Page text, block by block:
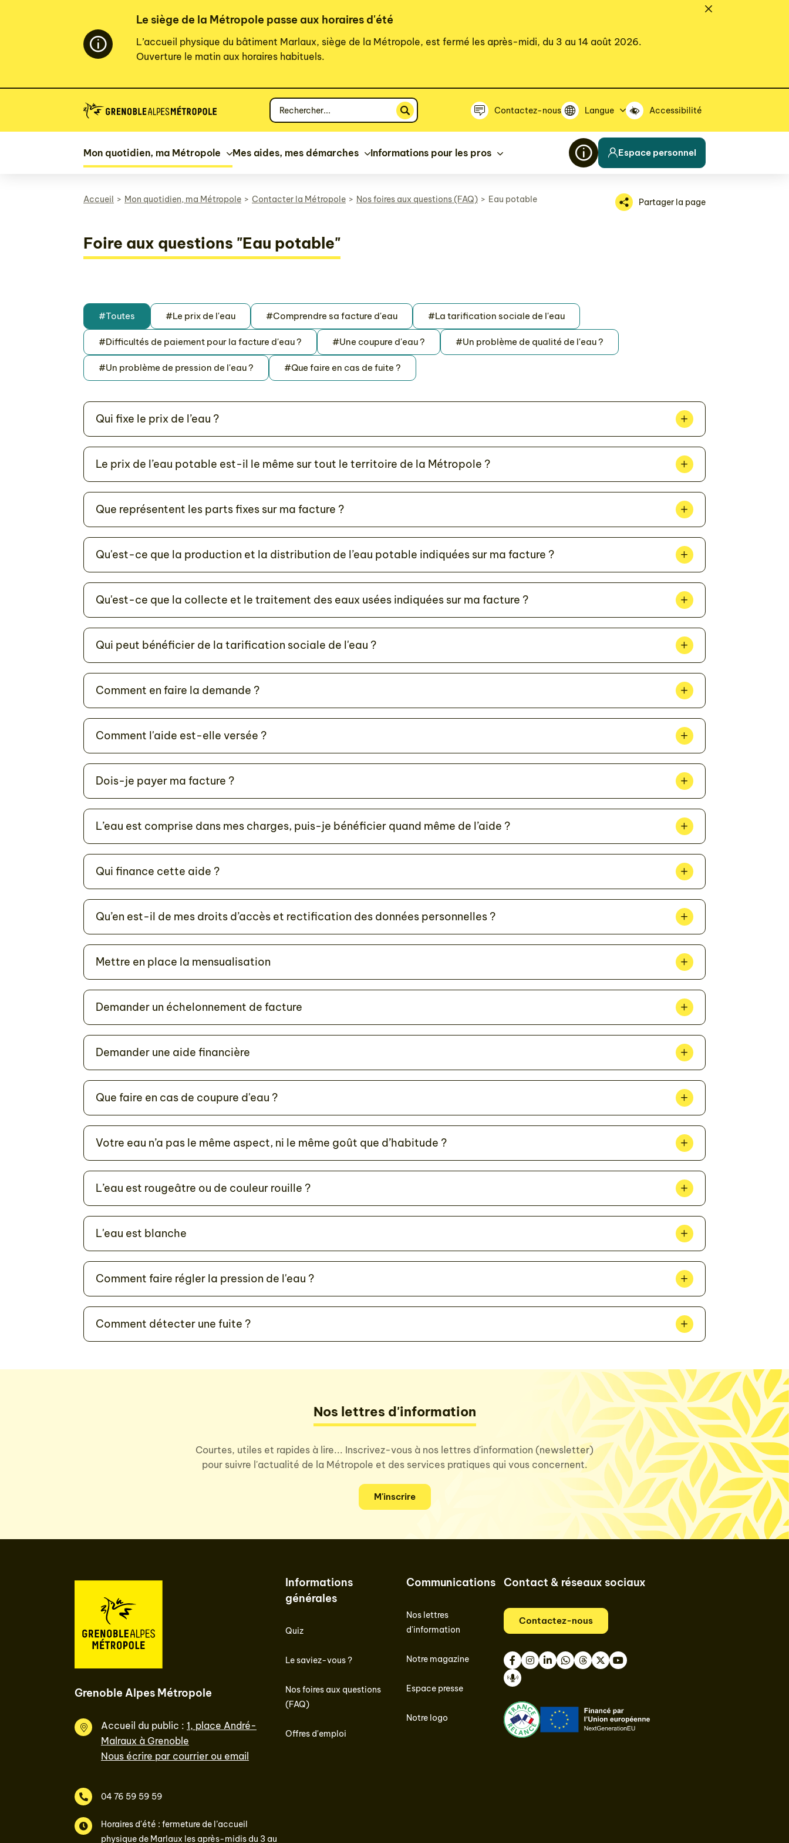
Le siège de la Métropole passe aux horaires d'été
L’accueil physique du bâtiment Marlaux, siège de la Métropole, est fermé les après-midi, du 3 au 14 août 2026.
Ouverture le matin aux horaires habituels.
Votre
recherche
Contactez-nous Langue Accessibilité
Mon quotidien, ma Métropole Mes aides, mes démarches Informations pour les pros Espace personnel
Accueil Mon quotidien, ma Métropole Contacter la Métropole Nos foires aux questions (FAQ) Eau potable Partager la page
Foire aux questions "Eau potable"
#Toutes #Le prix de l'eau #Comprendre sa facture d'eau #La tarification sociale de l'eau
#Difficultés de paiement pour la facture d'eau ? #Une coupure d'eau ? #Un problème de qualité de l'eau ?
#Un problème de pression de l'eau ? #Que faire en cas de fuite ?
Qui fixe le prix de l’eau ?
Le prix de l’eau potable est-il le même sur tout le territoire de la Métropole ?
Que représentent les parts fixes sur ma facture ?
Qu'est-ce que la production et la distribution de l’eau potable indiquées sur ma facture ?
Qu'est-ce que la collecte et le traitement des eaux usées indiquées sur ma facture ?
Qui peut bénéficier de la tarification sociale de l'eau ?
Comment en faire la demande ?
Comment l'aide est-elle versée ?
Dois-je payer ma facture ?
L’eau est comprise dans mes charges, puis-je bénéficier quand même de l’aide ?
Qui finance cette aide ?
Qu’en est-il de mes droits d’accès et rectification des données personnelles ?
Mettre en place la mensualisation
Demander un échelonnement de facture
Demander une aide financière
Que faire en cas de coupure d'eau ?
Votre eau n’a pas le même aspect, ni le même goût que d’habitude ?
L’eau est rougeâtre ou de couleur rouille ?
L'eau est blanche
Comment faire régler la pression de l'eau ?
Comment détecter une fuite ?
Nos lettres d'information
Courtes, utiles et rapides à lire... Inscrivez-vous à nos lettres d'information (newsletter)
pour suivre l'actualité de la Métropole et des services pratiques qui vous concernent.
M'inscrire
Grenoble Alpes Métropole
Accueil du public : 1, place André-
Malraux à Grenoble
Nous écrire par courrier ou email
04 76 59 59 59
Horaires d'été : fermeture de l’accueil
physique de Marlaux les après-midis du 3 au
Informations
générales
Quiz
Le saviez-vous ?
Nos foires aux questions
(FAQ)
Offres d'emploi
Communications
Nos lettres
d'information
Notre magazine
Espace presse
Notre logo
Contact & réseaux sociaux
Contactez-nous
FacebookInstagram